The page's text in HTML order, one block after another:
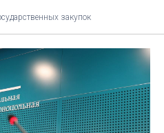
закупок